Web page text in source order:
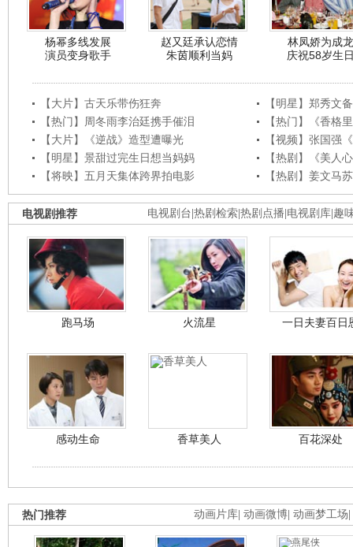
杨幂多线发展
演员变身歌手
赵又廷承认恋情
朱茵顺利当妈
林凤娇为成龙
庆祝58岁生
【大片】古天乐带伤狂奔
【明星】郑秀文
【热门】周冬雨李治廷携手催泪
【热门】《香格
【大片】《逆战》造型遭曝光
【视频】张国强
【明星】景甜过完生日想当妈妈
【热剧】《美人
【将映】五月天集体跨界拍电影
【热剧】姜文马
电视剧台 热剧检索 热剧点播 电视剧库 趣
电视剧推荐
跑马场 火流星 一日夫妻百日
感动生命 香草美人 百花深处
动画片库 动画微博 动画梦工场
热门推荐